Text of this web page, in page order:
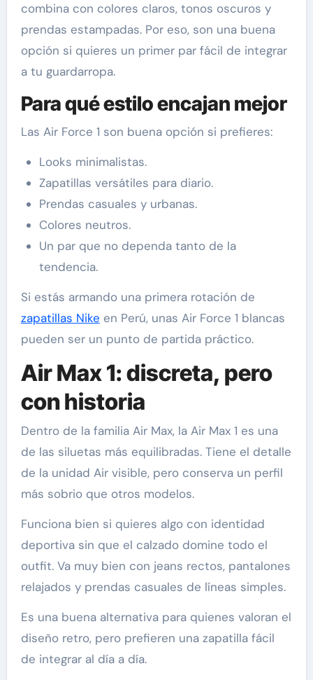
combina con colores claros, tonos oscuros y
prendas estampadas. Por eso, son una buena
opción si quieres un primer par fácil de integrar
a tu guardarropa.
Para qué estilo encajan mejor
Las Air Force 1 son buena opción si prefieres:
Looks minimalistas.
Zapatillas versátiles para diario.
Prendas casuales y urbanas.
Colores neutros.
Un par que no dependa tanto de la
tendencia.
Si estás armando una primera rotación de
zapatillas Nike en Perú, unas Air Force 1 blancas
pueden ser un punto de partida práctico.
Air Max 1: discreta, pero
con historia
Dentro de la familia Air Max, la Air Max 1 es una
de las siluetas más equilibradas. Tiene el detalle
de la unidad Air visible, pero conserva un perfil
más sobrio que otros modelos.
Funciona bien si quieres algo con identidad
deportiva sin que el calzado domine todo el
outfit. Va muy bien con jeans rectos, pantalones
relajados y prendas casuales de líneas simples.
Es una buena alternativa para quienes valoran el
diseño retro, pero prefieren una zapatilla fácil
de integrar al día a día.